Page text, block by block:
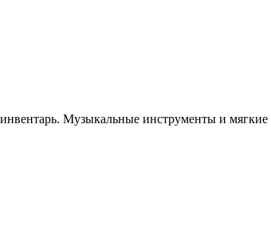
Музыкальные инструменты и мягкие